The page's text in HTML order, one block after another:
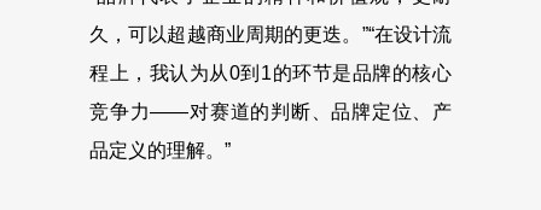
久，可以超越商业周期的更迭。”“在设计流
程上，我认为从0到1的环节是品牌的核心
竞争力——对赛道的判断、品牌定位、产
品定义的理解。”